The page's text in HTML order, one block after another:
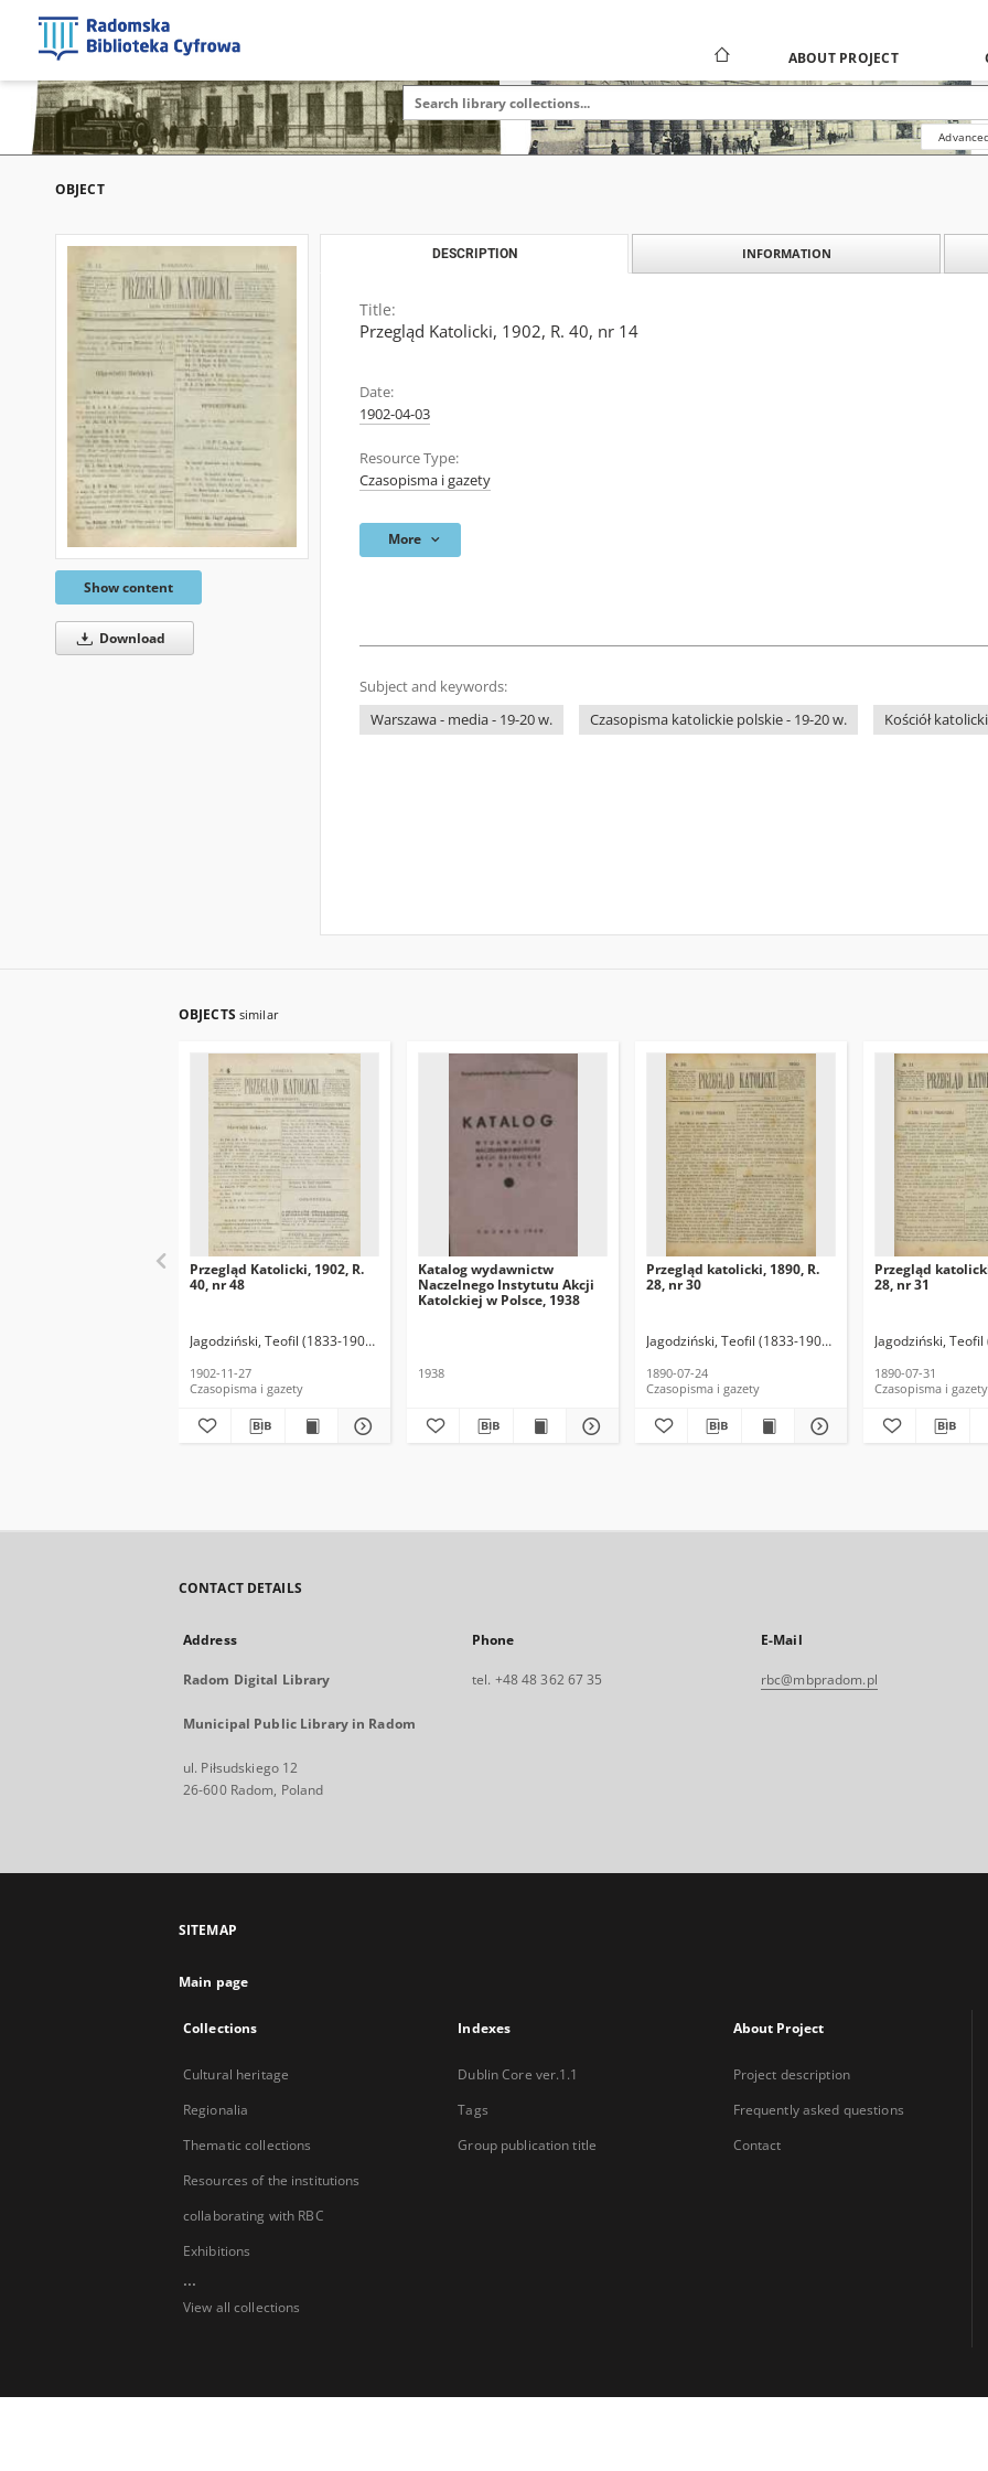
ABOUT PROJECT
OBJECT
Show content
Download
DESCRIPTION INFORMATION
Title:
Przegląd Katolicki, 1902, R. 40, nr 14
Date:
1902-04-03
Resource Type:
Czasopisma i gazety
More
Subject and keywords:
Warszawa - media - 19-20 w.
Czasopisma katolickie polskie - 19-20 w. Kościół
OBJECTS similar
Przegląd Katolicki, 1902, R.
40, nr 48
Jagodziński, Teofil (1833-1907). Red.
1902-11-27
Czasopisma i gazety
Katalog wydawnictw
Naczelnego Instytutu Akcji
Katolckiej w Polsce, 1938
1938
Przegląd katolicki, 1890, R.
28, nr 30
Jagodziński, Teofil (1833-1907). Red.
1890-07-24
Czasopisma i gazety
Przegląd
28, nr 31
Jagodziński, Teofil
1890-07-31
Czasopisma i gazety
CONTACT DETAILS
Address
Radom Digital Library
Municipal Public Library in Radom
ul. Piłsudskiego 12
26-600 Radom, Poland
Phone
tel. +48 48 362 67 35
E-Mail
rbc@mbpradom.pl
SITEMAP
Main page
Collections
Cultural heritage
Regionalia
Thematic collections
Resources of the institutions
collaborating with RBC
Exhibitions
...
View all collections
Indexes
Dublin Core ver.1.1
Tags
Group publication title
About Project
Project description
Frequently asked questions
Contact